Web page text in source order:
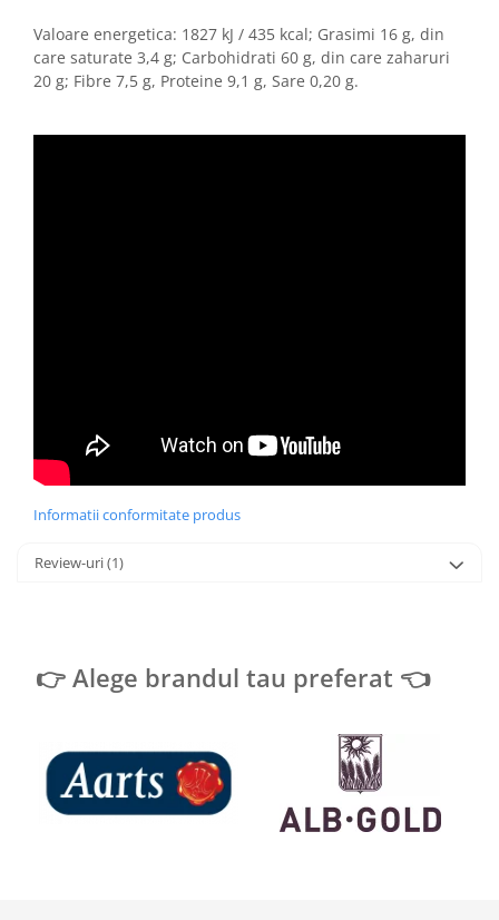
Valoare energetica: 1827 kJ / 435 kcal; Grasimi 16 g, din
care saturate 3,4 g; Carbohidrati 60 g, din care zaharuri
20 g; Fibre 7,5 g, Proteine 9,1 g, Sare 0,20 g.
Informatii conformitate produs
Review-uri(1)
👉 Alege brandul tau preferat 👈